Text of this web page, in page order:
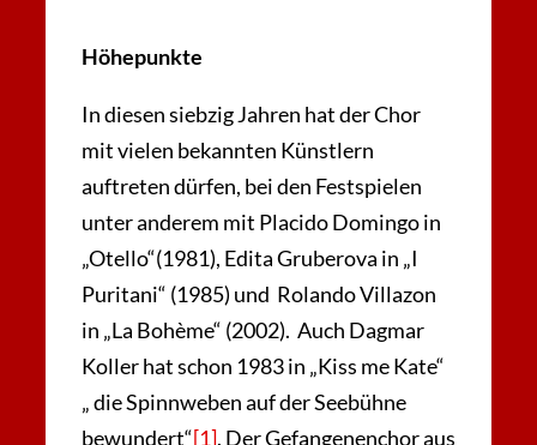
Höhepunkte
In diesen siebzig Jahren hat der Chor
mit vielen bekannten Künstlern
auftreten dürfen, bei den Festspielen
unter anderem mit Placido Domingo in
„Otello“(1981), Edita Gruberova in „I
Puritani“ (1985) und Rolando Villazon
in „La Bohème“ (2002). Auch Dagmar
Koller hat schon 1983 in „Kiss me Kate“
„ die Spinnweben auf der Seebühne
bewundert“[1]. Der Gefangenenchor aus